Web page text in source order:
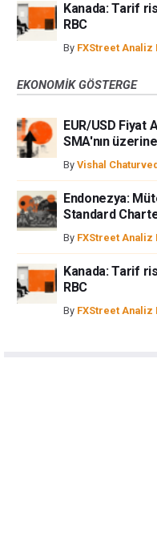
Kanada: Tarif
RBC
By FXStreet Analiz
EKONOMIK GÖSTERGE
EUR/USD Fiyat
SMA'nın
By Vishal
Endonezya:
Standard
By FXStreet Analiz
Kanada: Tarif
RBC
By FXStreet Analiz